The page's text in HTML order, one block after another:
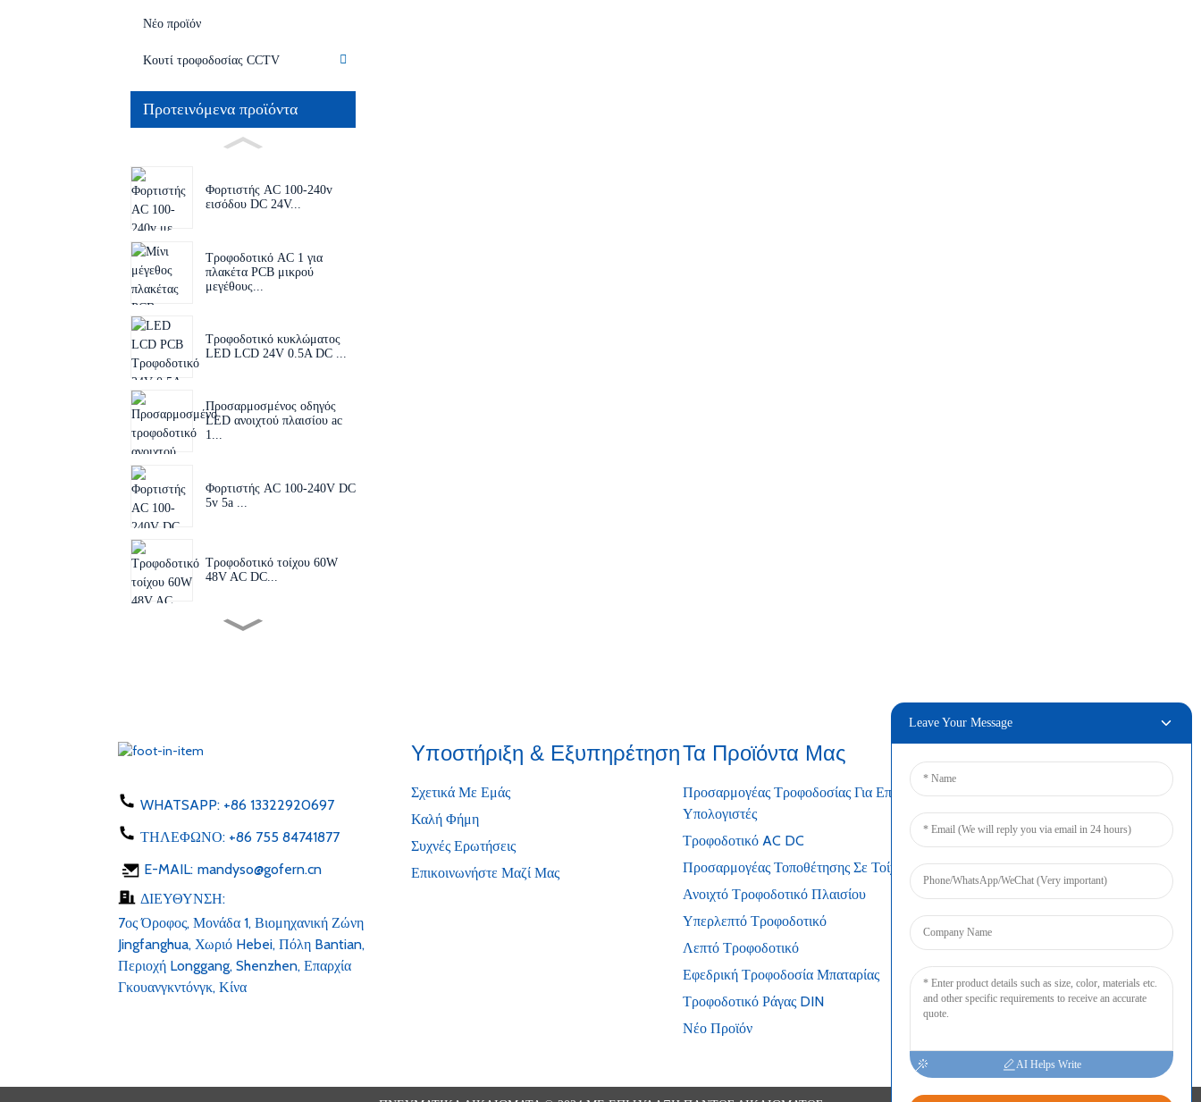
Νέο προϊόν
Κουτί τροφοδοσίας CCTV
Προτεινόμενα προϊόντα
Φορτιστής AC 100-240v
εισόδου DC 24V...
Τροφοδοτικό AC 1 για
πλακέτα PCB μικρού
μεγέθους...
Τροφοδοτικό κυκλώματος
LED LCD 24V 0.5A DC ...
Προσαρμοσμένος οδηγός
LED ανοιχτού πλαισίου ac
1...
Φορτιστής AC 100-240V DC
5v 5a ...
Τροφοδοτικό τοίχου 60W
48V AC DC...
τύπου C USB ac 100-24...
Ταινία LED 6v 12v 24v AC
100-240V DC 1...
WHATSAPP: +86 13322920697
ΤΗΛΕΦΩΝΟ: +86 755 84741877
E-MAIL: mandyso@gofern.cn
ΔΙΕΥΘΥΝΣΗ:
7ος Όροφος, Μονάδα 1, Βιομηχανική Ζώνη
Jingfanghua, Χωριό Hebei, Πόλη Bantian,
Περιοχή Longgang, Shenzhen, Επαρχία
Γκουανγκντόνγκ, Κίνα
Υποστήριξη & Εξυπηρέτηση
Σχετικά Με Εμάς
Καλή Φήμη
Συχνές Ερωτήσεις
Επικοινωνήστε Μαζί Μας
Τα Προϊόντα Μας
Προσαρμογέας Τροφοδοσίας Για Επιτραπέζιους
Υπολογιστές
Τροφοδοτικό AC DC
Προσαρμογέας Τοποθέτησης Σε Τοίχο
Ανοιχτό Τροφοδοτικό Πλαισίου
Υπερλεπτό Τροφοδοτικό
Λεπτό Τροφοδοτικό
Εφεδρική Τροφοδοσία Μπαταρίας
Τροφοδοτικό Ράγας DIN
Νέο Προϊόν
Leave Your Message
AI Helps Write